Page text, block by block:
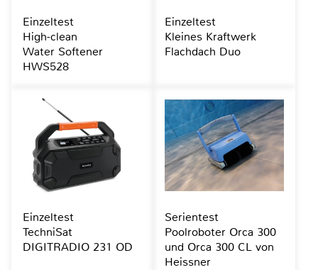
Einzeltest
High-clean
Water Softener
HWS528
Einzeltest
Kleines Kraftwerk
Flachdach Duo
Einzeltest
TechniSat
DIGITRADIO 231 OD
Serientest
Poolroboter Orca 300
und Orca 300 CL von
Heissner